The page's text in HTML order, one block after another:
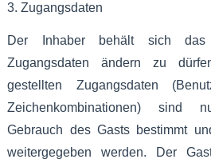
3. Zugangsdaten
Der Inhaber behält sich
Zugangsdaten ändern zu
gestellten Zugangsdaten
Zeichenkombinationen) sind
Gebrauch des Gasts bestimmt
weitergegeben werden. Der